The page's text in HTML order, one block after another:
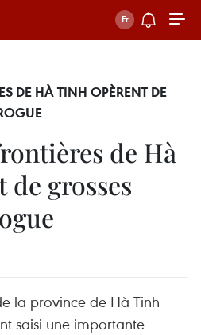
DE HÀ TINH OPÈRENT DE
de Hà
grosses
la province de Hà Tinh
saisi une importante